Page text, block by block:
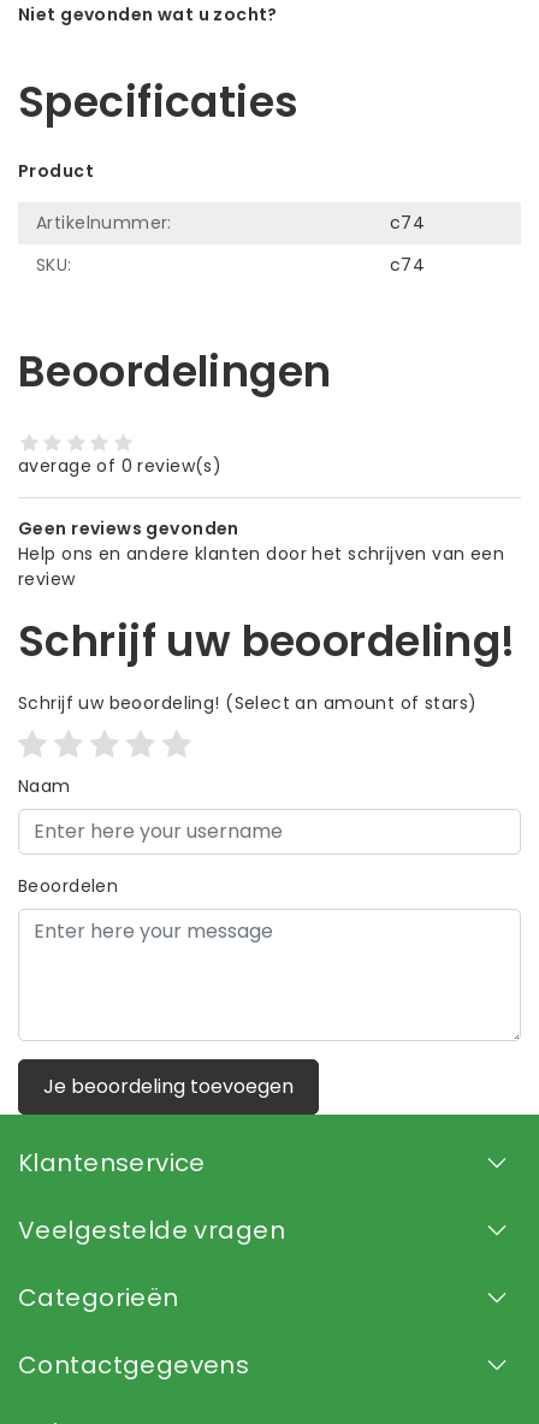
Niet gevonden wat u zocht?
Specificaties
Product
Artikelnummer:
c74
SKU:
c74
Beoordelingen
average of 0 review(s)
Geen reviews gevonden
Help ons en andere klanten door het schrijven van een
review
Schrijf uw beoordeling!
Schrijf uw beoordeling! (Select an amount of stars)
Naam
Beoordelen
Je beoordeling toevoegen
Klantenservice
Veelgestelde vragen
Categorieën
Contactgegevens